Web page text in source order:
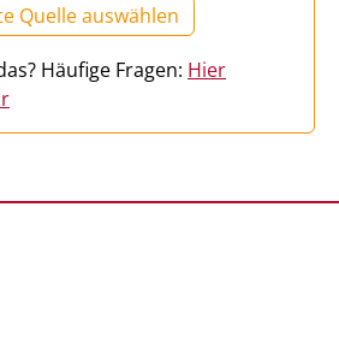
Quelle auswählen
Häufige Fragen: Hier